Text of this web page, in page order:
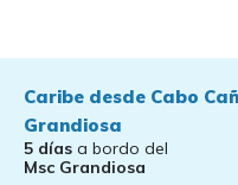
Caribe desde Cabo
Grandiosa
5 días a bordo del
Msc Grandiosa